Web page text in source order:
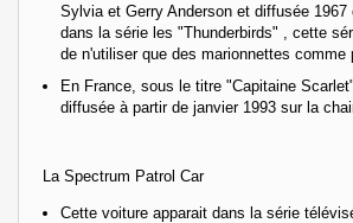
Sylvia et Gerry Anderson et diffusée 1967
dans la série les "Thunderbirds" , cette
de n'utiliser que des marionnettes comme
En France , sous le titre "Capitaine Scarlet"
diffusée à partir de janvier 1993 sur la
La Spectrum Patrol Car
Cette voiture apparait dans la série